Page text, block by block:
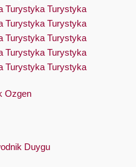
Turystyka Turystyka
Turystyka Turystyka
Turystyka Turystyka
Turystyka Turystyka
Turystyka Turystyka
Ozgen
Duygu